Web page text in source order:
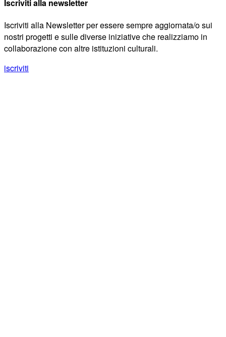
Iscriviti alla newsletter
Iscriviti alla Newsletter per essere sempre aggiornata/o sui
nostri progetti e sulle diverse iniziative che realizziamo in
collaborazione con altre istituzioni culturali.
iscriviti